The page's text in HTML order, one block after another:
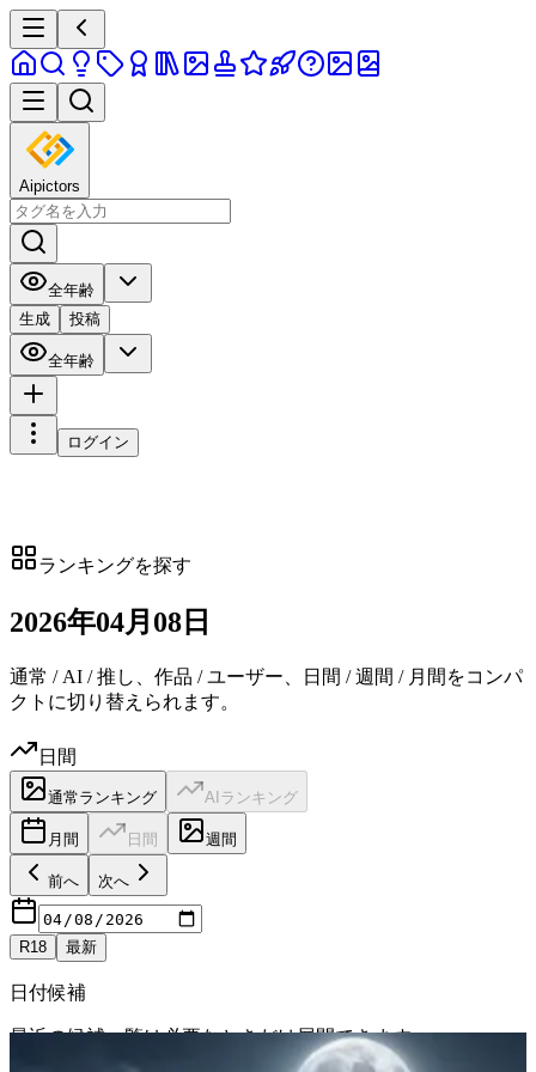
Aipictors
全年齢
生成
投稿
全年齢
ログイン
ランキングを探す
2026年04月 08日
通常 / AI / 推し、作品 / ユーザー、日間 / 週間 / 月間をコンパ
クトに切り替えられます。
日間
通常ランキング AIランキング
月間 日間 週間
前へ 次へ
R18 最新
日付候補
最近の候補一覧は必要なときだけ展開できます。